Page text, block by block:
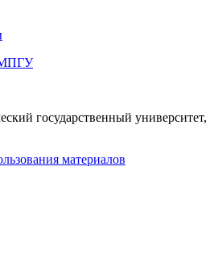
МПГУ
государственный университет,
материалов